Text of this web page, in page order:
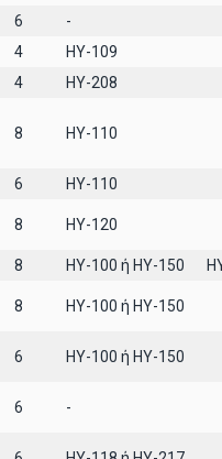
6
-
4
HY-109
4 HY-208
8 ΗΥ-110
6 ΗΥ-110
8 HY-120
8 HY-100 ή HY-150
8 ΗΥ-100 ή HY-150
6 ΗΥ-100 ή ΗΥ-150
6 -